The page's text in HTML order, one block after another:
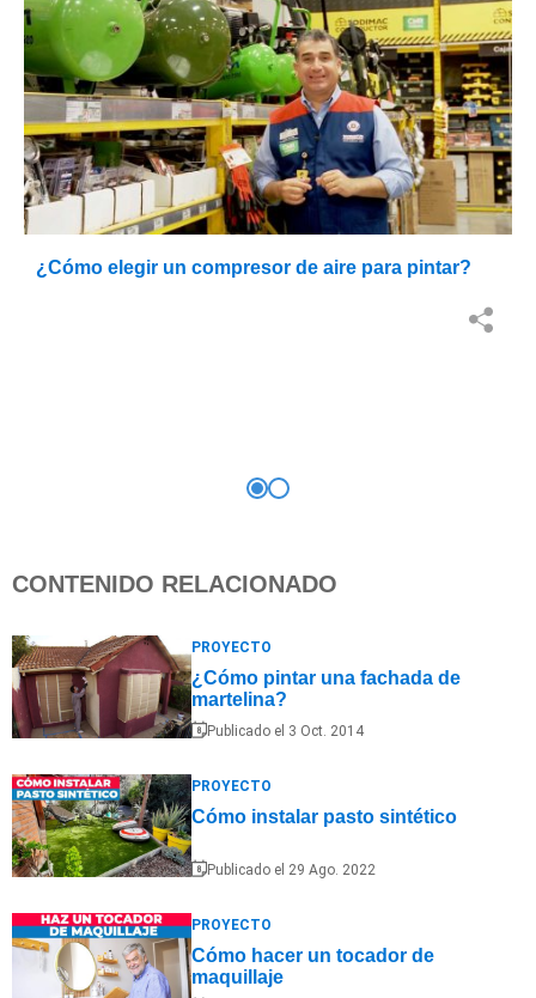
¿Cómo elegir un compresor de aire para pintar?
CONTENIDO RELACIONADO
PROYECTO
¿Cómo pintar una fachada de
martelina?
Publicado el 3 Oct. 2014
PROYECTO
Cómo instalar pasto sintético
Publicado el 29 Ago. 2022
PROYECTO
Cómo hacer un tocador de
maquillaje